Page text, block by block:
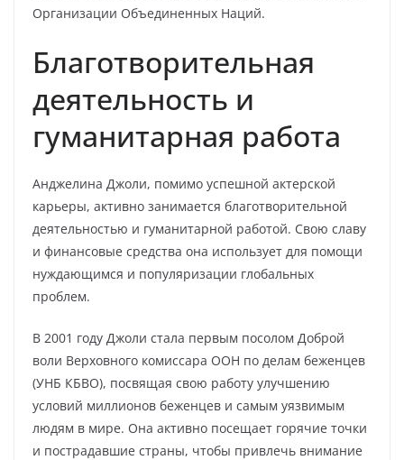
Организации Объединенных Наций.
Благотворительная
деятельность и
гуманитарная работа
Анджелина Джоли, помимо успешной актерской
карьеры, активно занимается благотворительной
деятельностью и гуманитарной работой. Свою славу
и финансовые средства она использует для помощи
нуждающимся и популяризации глобальных
проблем.
В 2001 году Джоли стала первым посолом Доброй
воли Верховного комиссара ООН по делам беженцев
(УНБ КБВО), посвящая свою работу улучшению
условий миллионов беженцев и самым уязвимым
людям в мире. Она активно посещает горячие точки
и пострадавшие страны, чтобы привлечь внимание